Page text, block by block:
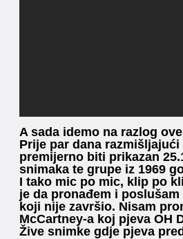
A sada idemo na razlog
Prije par dana
premijerno biti prikazan
snimaka te grupe iz 1969
I tako mic po mic, klip po
je da pronađem i
koji nije završio. Nisam
McCartney-a koj pjeva OH
Žive snimke gdje pjeva